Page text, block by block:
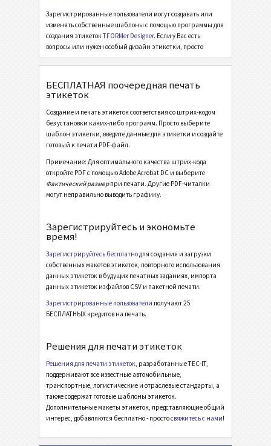
G Galia
B BOSCH
MAT Этикетки MAT
LTO Этикетки LTO
NF
SEPA мандат
₣ Швейцарский QR-счет
П Прочее
Зарегистрированные пользователи могут создавать или
изменять собственные шаблоны с помощью программы для
создания этикетокTFORMer Designer. Если у Вас есть
вопросы или нужен особый дизайн этикетки, просто
напишите нам. Макеты этикеток, представляющие общий
интерес, добавляются бесплатно!
БЕСПЛАТНАЯ поочередная печать
этикеток
Создание и печать этикеток соответствия со штрих-кодом
без установки каких-либо программ. Просто выберите
шаблон этикетки, введите данные для этикетки и создайте
готовый к печати PDF-файл.
Примечание: Для оптимального качества штрих-кода
откройте PDF с помощью Adobe Acrobat DC и выберите
Фактический размерпри печати. Другие PDF-читалки
могут неправильно выводить графику.
Зарегистрируйтесь и экономьте
время!
Зарегистрируйтесь бесплатнодля создания и загрузки
собственных макетов этикеток, повторного использования
данных этикеток в будущих печатных заданиях, импорта
данных этикеток из файлов CSV и пакетной печати.
Зарегистрированные пользователи получают 25
БЕСПЛАТНЫХ кредитов на печать.
Решения для печати этикеток
Решения для печати этикеток, разработанные TEC-IT,
поддерживают все известные автомобильные,
транспортные, логистические и отраслевые стандарты, а
также содержат готовые шаблоны этикеток.
Дополнительные макеты этикеток, представляющие общий
интерес, добавляются бесплатно - простосвяжитесь с нами!